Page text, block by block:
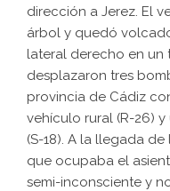
dirección a Jerez. El
árbol y quedó
lateral derecho en un
desplazaron tres
provincia de Cádiz
vehículo rural (R-26)
(S-18). A la llegada
que ocupaba el
semi-inconsciente y